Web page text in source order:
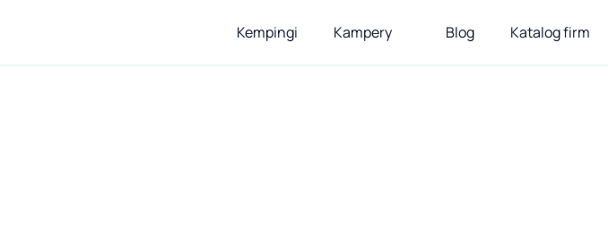
Kempingi Kampery Blog Katalog firm